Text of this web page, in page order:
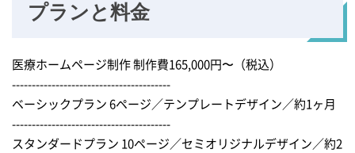
プランと料金
医療ホームページ制作 制作費165,000円〜（税込）
----------------------------------------
ベーシックプラン 6ページ／テンプレートデザイン／約1ヶ月
----------------------------------------
スタンダードプラン 10ページ／セミオリジナルデザイン／約2